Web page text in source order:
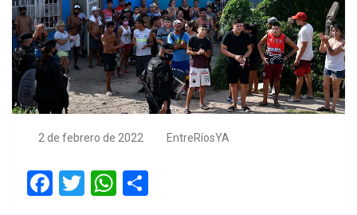
2 de febrero de 2022 EntreRíosYA
F
T
W